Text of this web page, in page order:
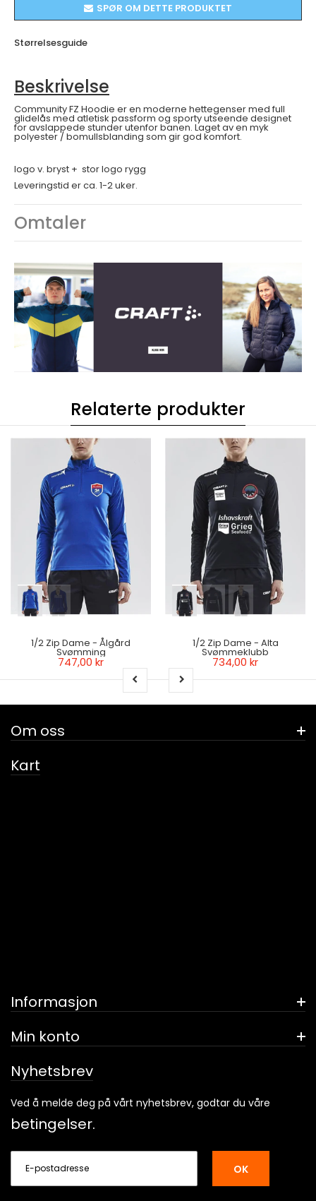
SPØR OM DETTE PRODUKTET
Størrelsesguide
Beskrivelse
Community FZ Hoodie er en moderne hettegenser med full
glidelås med atletisk passform og sporty utseende designet
for avslappede stunder utenfor banen. Laget av en myk
polyester / bomullsblanding som gir god komfort.
logo v. bryst + stor logo rygg
Leveringstid er ca. 1-2 uker.
Omtaler
Relaterte produkter
1/2 Zip Dame - Ålgård
Svømming
747,00 kr
1/2 Zip Dame - Alta
Svømmeklubb
734,00 kr
Om oss
Kart
Informasjon
Min konto
Nyhetsbrev
Ved å melde deg på vårt nyhetsbrev, godtar du våre
betingelser.
OK